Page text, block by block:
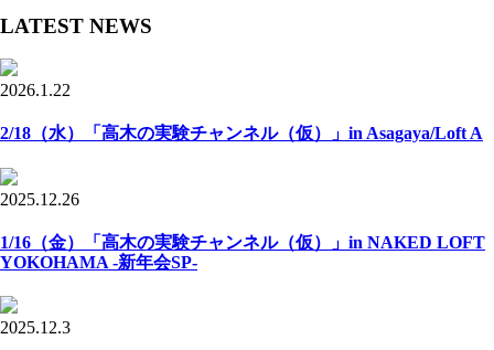
LATEST NEWS
2026.1.22
2/18（水）「高木の実験チャンネル（仮）」in Asagaya/Loft A
2025.12.26
1/16（金）「高木の実験チャンネル（仮）」in NAKED LOFT
YOKOHAMA -新年会SP-
2025.12.3